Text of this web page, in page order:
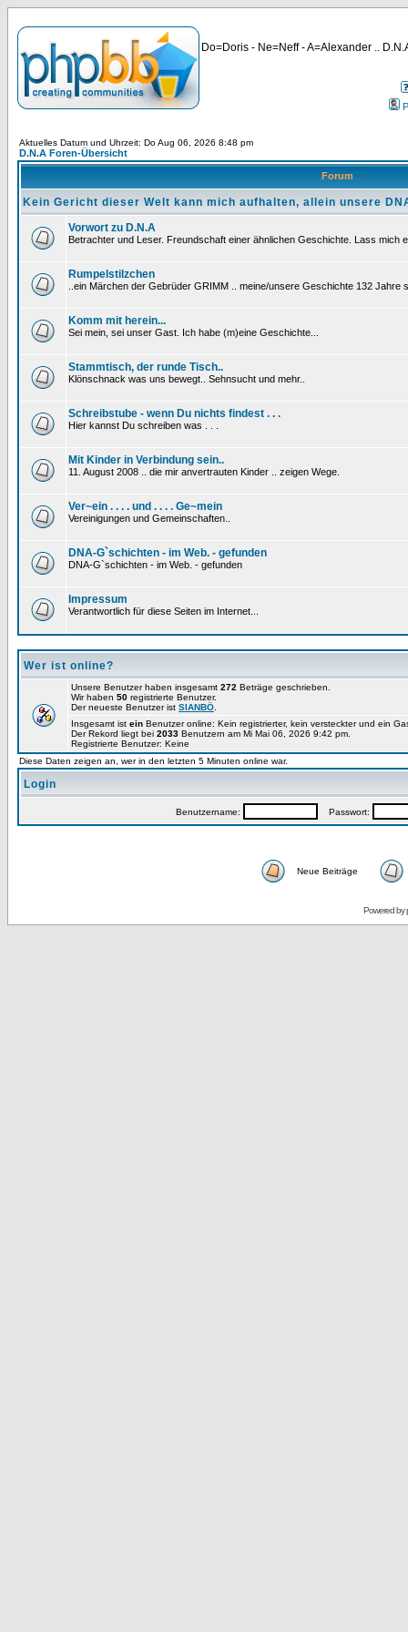
Do=Doris - Ne=Neff - A=Alexander ..
Aktuelles Datum und Uhrzeit: Do Aug 06, 2026 8:48 pm
D.N.A Foren-Übersicht
Forum
Kein Gericht dieser Welt kann mich aufhalten, allein unsere
Vorwort zu D.N.A
Betrachter und Leser. Freundschaft einer ähnlichen Geschichte. Lass mich
Rumpelstilzchen
..ein Märchen der Gebrüder GRIMM .. meine/unsere Geschichte 132 Jahre
Komm mit herein...
Sei mein, sei unser Gast. Ich habe (m)eine Geschichte...
Stammtisch, der runde Tisch..
Klönschnack was uns bewegt.. Sehnsucht und mehr..
Schreibstube - wenn Du nichts findest . . .
Hier kannst Du schreiben was . . .
Mit Kinder in Verbindung sein..
11. August 2008 .. die mir anvertrauten Kinder .. zeigen Wege.
Ver~ein . . . . und . . . . Ge~mein
Vereinigungen und Gemeinschaften..
DNA-G`schichten - im Web. - gefunden
DNA-G`schichten - im Web. - gefunden
Impressum
Verantwortlich für diese Seiten im Internet...
Wer ist online?
Unsere Benutzer haben insgesamt 272 Beträge geschrieben.
Wir haben 50 registrierte Benutzer.
Der neueste Benutzer ist SIANBÖ
Insgesamt ist ein Benutzer online: Kein registrierter, kein versteckter und ein
Der Rekord liegt bei 2033 Benutzern am Mi Mai 06, 2026 9:42 pm.
Registrierte Benutzer: Keine
Diese Daten zeigen an, wer in den letzten 5 Minuten online war.
Login
Benutzername: Passwort:
Neue Beiträge
Powered by